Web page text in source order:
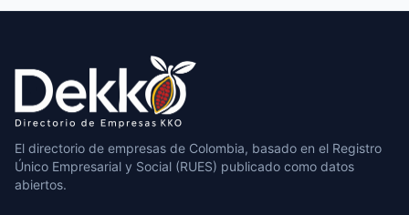
El directorio de empresas de Colombia, basado en el Registro
Único Empresarial y Social (RUES) publicado como datos
abiertos.